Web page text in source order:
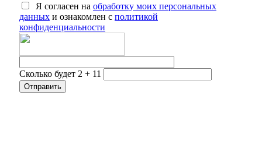
Я согласен на обработку моих персональных
данных и ознакомлен с политикой
конфиденциальности
Сколько будет 2 + 11